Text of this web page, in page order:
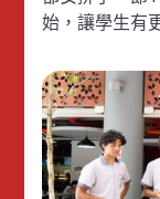
始，讓學生有